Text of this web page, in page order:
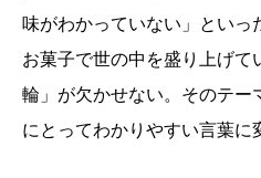
味がわかっていない」といっ
お菓子で世の中を盛り上げて
輪」が欠かせない。そのテー
にとってわかりやすい言葉に